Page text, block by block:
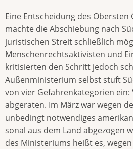
Eine Entscheidung des Obersten
machte die Abschiebung nach
juristischen Streit schließlich
Menschenrechtsaktivisten und
kritisierten den Schritt jedoch
Außenministerium selbst stuft
von vier Gefahrenkategorien ein:
abgeraten. Im März war wegen
unbedingt notwendiges
sonal aus dem Land abgezogen
des Ministeriums heißt es,